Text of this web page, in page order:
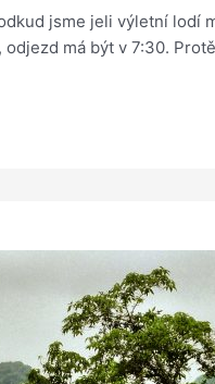
jsme jeli výletní lodí
má být v 7:30.